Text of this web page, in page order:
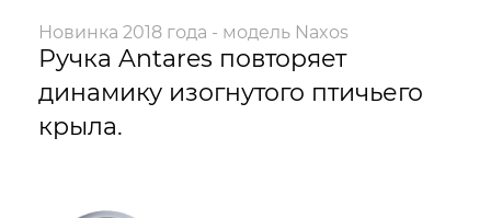
Новинка 2018 года - модель Naxos
Ручка Antares повторяет
динамику изогнутого птичьего
крыла.